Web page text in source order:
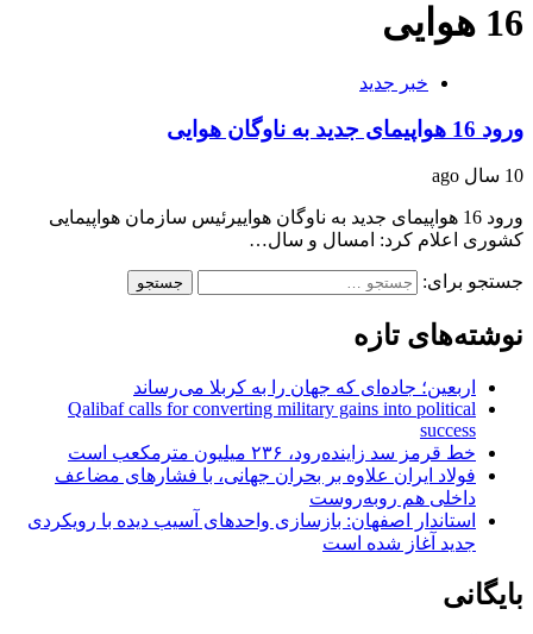
16 هوایی
خبر جدید
ورود 16 هواپیمای جدید به ناوگان هوایی
10 سال ago
ورود 16 هواپیمای جدید به ناوگان هواییرئیس سازمان هواپیمایی
کشوری اعلام کرد: امسال و سال…
جستجو برای:
نوشته‌های تازه
اربعین؛ جاده‌ای که جهان را به کربلا می‌رساند
Qalibaf calls for converting military gains into political
success
خط قرمز سد زاینده‌رود، ۲۳۶ میلیون مترمکعب است
فولاد ایران علاوه بر بحران جهانی، با فشارهای مضاعف
داخلی هم روبه‌روست
استاندار اصفهان: بازسازی واحدهای آسیب دیده با رویکردی
جدید آغاز شده است
بایگانی